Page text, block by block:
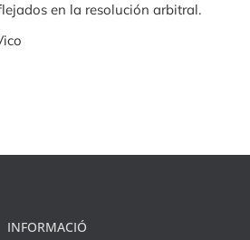
en la resolución arbitral.
INFORMACIÓ